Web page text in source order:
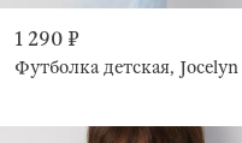
1 290 ₽
Футболка детская, Jocelyn